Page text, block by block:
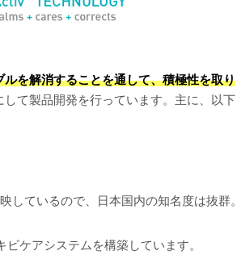
を解消することを通して、積極性を取り
して製品開発を行っています。主に、以下
しているので、日本国内の知名度は抜群。
ケアシステムを構築しています。